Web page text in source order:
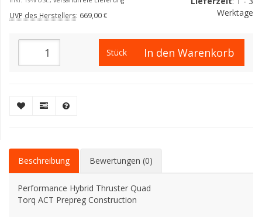
UVP des Herstellers: 669,00 €
Werktage
Stück In den Warenkorb
Beschreibung Bewertungen (0)
Performance Hybrid Thruster Quad
Torq ACT Prepreg Construction